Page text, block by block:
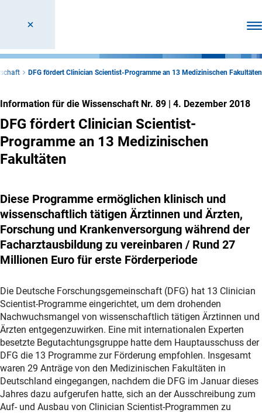
DFG fördert Clinician Scientist-Programme an 13 Medizinischen Fakultäten
Information für die Wissenschaft Nr. 89 | 4. Dezember 2018
DFG fördert Clinician Scientist-
Programme an 13 Medizinischen
Fakultäten
Diese Programme ermöglichen klinisch und
wissenschaftlich tätigen Ärztinnen und Ärzten,
Forschung und Krankenversorgung während der
Facharztausbildung zu vereinbaren / Rund 27
Millionen Euro für erste Förderperiode
Die Deutsche Forschungsgemeinschaft (DFG) hat 13 Clinician
Scientist-Programme eingerichtet, um dem drohenden
Nachwuchsmangel von wissenschaftlich tätigen Ärztinnen und
Ärzten entgegenzuwirken. Eine mit internationalen Experten
besetzte Begutachtungsgruppe hatte dem Hauptausschuss der
DFG die 13 Programme zur Förderung empfohlen. Insgesamt
waren 29 Anträge von den Medizinischen Fakultäten in
Deutschland eingegangen, nachdem die DFG im Januar dieses
Jahres dazu aufgerufen hatte, sich an der Ausschreibung zum
Auf- und Ausbau von Clinician Scientist-Programmen zu